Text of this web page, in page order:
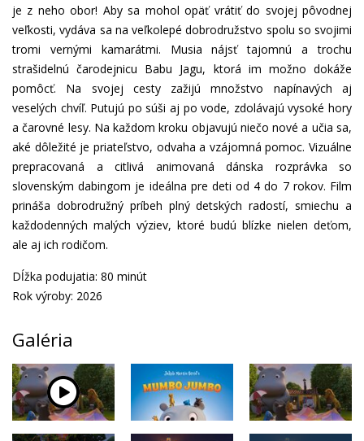
je z neho obor! Aby sa mohol opäť vrátiť do svojej pôvodnej
veľkosti, vydáva sa na veľkolepé dobrodružstvo spolu so svojimi
tromi vernými kamarátmi. Musia nájsť tajomnú a trochu
strašidelnú čarodejnicu Babu Jagu, ktorá im možno dokáže
pomôcť. Na svojej cesty zažijú množstvo napínavých aj
veselých chvíľ. Putujú po súši aj po vode, zdolávajú vysoké hory
a čarovné lesy. Na každom kroku objavujú niečo nové a učia sa,
aké dôležité je priateľstvo, odvaha a vzájomná pomoc. Vizuálne
prepracovaná a citlivá animovaná dánska rozprávka so
slovenským dabingom je ideálna pre deti od 4 do 7 rokov. Film
prináša dobrodružný príbeh plný detských radostí, smiechu a
každodenných malých výziev, ktoré budú blízke nielen deťom,
ale aj ich rodičom.
Dĺžka podujatia: 80 minút
Rok výroby: 2026
Galéria